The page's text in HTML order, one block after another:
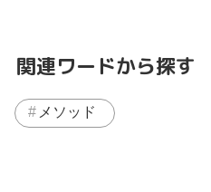
関連ワードから探す
メソッド